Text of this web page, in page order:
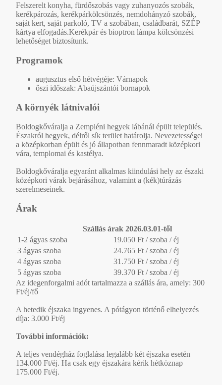
Felszerelt konyha, fürdőszobás vagy zuhanyozós szobák,
kerékpározás, kerékpárkölcsönzés, nemdohányzó szobák,
saját kert, saját parkoló, TV a szobában, családbarát, SZÉP
kártya elfogadás.Kerékpár és bioptron lámpa kölcsönzési
lehetőséget biztosítunk.
Programok
augusztus első hétvégéje: Várnapok
őszi időszak: Abaújszántói bornapok
A környék látnivalói
Boldogkőváralja a Zempléni hegyek lábánál épült település.
Északról hegyek, délről sík terület határolja. Nevezetességei
a középkorban épült és jó állapotban fennmaradt középkori
vára, templomai és kastélya.
Boldogkőváralja egyaránt alkalmas kiindulási hely az északi
középkori várak bejárásához, valamint a (kék)túrázás
szerelmeseinek.
Árak
Szállás árak 2026.03.01-től
1-2 ágyas szoba
19.050 Ft / szoba / éj
3 ágyas szoba
24.765 Ft / szoba / éj
4 ágyas szoba
31.750 Ft / szoba / éj
5 ágyas szoba
39.370 Ft / szoba / éj
Az idegenforgalmi adót tartalmazza a szállás ára, amely: 300
Ft/éj/fő
A hetedik éjszaka ingyenes. A pótágyon történő elhelyezés
díja: 3.000 Ft/éj
További információk:
A teljes vendégház foglalása legalább két éjszaka esetén
134.000 Ft/éj. Ha csak egy éjszakára kérik hétköznap
175.000 Ft/éj.